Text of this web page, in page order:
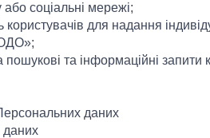
соціальні мережі;
для надання
та інформаційні запити
даних
даних